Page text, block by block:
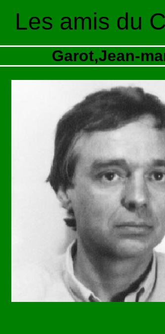
Les amis du
Garot,Jean-